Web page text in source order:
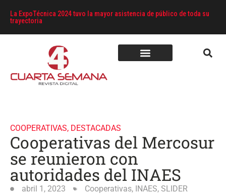
La ExpoTécnica 2024 tuvo la mayor asistencia de público de toda su
trayectoria
COOPERATIVAS, DESTACADAS
Cooperativas del Mercosur
se reunieron con
autoridades del INAES
abril 1, 2023 Cooperativas, INAES, SLIDER